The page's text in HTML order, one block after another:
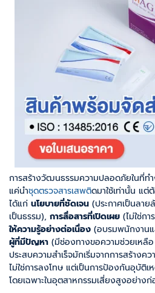
การสร้างวัฒนธรรมความปลอดภัยในที่ทำ
แค่นำชุดตรวจสารเสพติดมาใช้เท่านั้น แ
ได้แก่ นโยบายที่ชัดเจน (ประกาศเป็นล
เป็นธรรม), การสื่อสารที่เปิดเผย (ไม่ใช่ก
ให้ความรู้อย่างต่อเนื่อง (อบรมพนักงานแ
ผู้ที่มีปัญหา (มีช่องทางขอความช่วยเหลื
ประสบความสำเร็จมักเริ่มจากการสร้างคว
ไม่ใช่การลงโทษ แต่เป็นการป้องกันอุบัติ
โดยเฉพาะในอุตสาหกรรมเสี่ยงสูงอย่าง